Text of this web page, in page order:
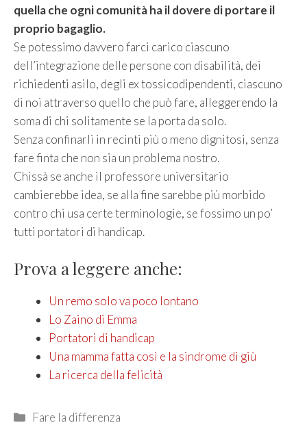
quella che ogni comunità ha il dovere di portare il
proprio bagaglio.
Se potessimo davvero farci carico ciascuno
dell’integrazione delle persone con disabilità, dei
richiedenti asilo, degli ex tossicodipendenti, ciascuno
di noi attraverso quello che può fare, alleggerendo la
soma di chi solitamente se la porta da solo.
Senza confinarli in recinti più o meno dignitosi, senza
fare finta che non sia un problema nostro.
Chissà se anche il professore universitario
cambierebbe idea, se alla fine sarebbe più morbido
contro chi usa certe terminologie, se fossimo un po’
tutti portatori di handicap.
Prova a leggere anche:
Un remo solo va poco lontano
Lo Zaino di Emma
Portatori di handicap
Una mamma fatta così e la sindrome di giù
La ricerca della felicità
Categories
Fare la differenza